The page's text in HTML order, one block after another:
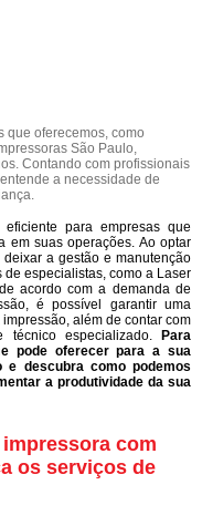
que oferecemos, como
São Paulo,
Contando com profissionais
a necessidade de
para empresas que
em suas operações. Ao optar
a gestão e manutenção
especialistas, como a Laser
acordo com a demanda de
é possível garantir uma
além de contar com
especializado. Para
pode oferecer para a sua
e descubra como podemos
a produtividade da sua
com
os serviços de